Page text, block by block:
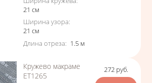
21 см
Ширина узора:
21 см
Длина отреза: 1.5 м
Кружево макраме
ЕТ1265
Цена
272 руб.